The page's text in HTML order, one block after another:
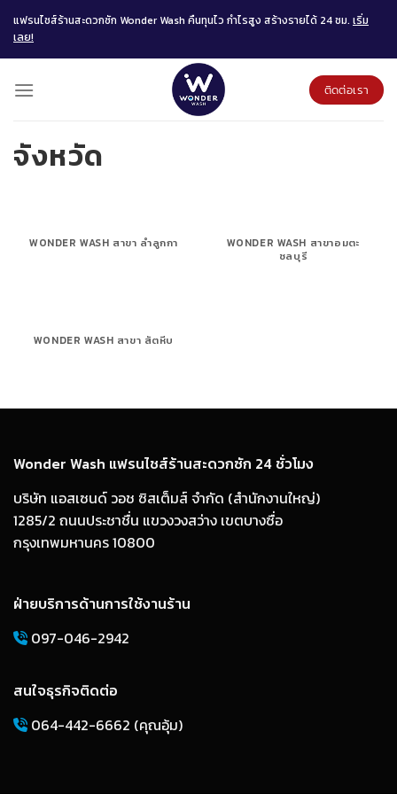
content
แฟรนไชส์ร้านสะดวกซัก Wonder Wash คืนทุนไว กำไรสูง สร้างรายได้ 24 ชม. เริ่ม
เลย!
ติดต่อเรา
จังหวัด
WONDER WASH สาขา ลำลูกกา
WONDER WASH สาขาอมตะ
ชลบุรี
WONDER WASH สาขา สัตหีบ
Wonder Wash แฟรนไชส์ร้านสะดวกซัก 24 ชั่วโมง
บริษัท แอสเซนด์ วอช ซิสเต็มส์ จำกัด (สำนักงานใหญ่)
1285/2 ถนนประชาชื่น แขวงวงสว่าง เขตบางซื่อ
กรุงเทพมหานคร 10800
ฝ่ายบริการด้านการใช้งานร้าน
097-046-2942
สนใจธุรกิจติดต่อ
064-442-6662 (คุณอุ้ม)